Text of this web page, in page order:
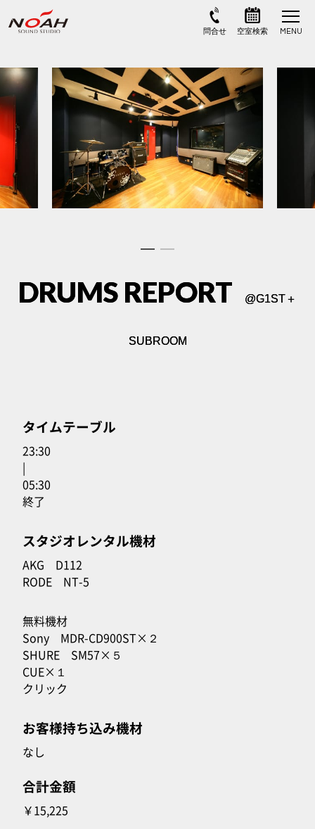
DRUMS REPORT @G1ST＋
SUBROOM
タイムテーブル
23:30
|
05:30
終了
スタジオレンタル機材
AKG D112
RODE NT-5
無料機材
Sony MDR-CD900ST×２
SHURE SM57×５
CUE×１
クリック
お客様持ち込み機材
なし
合計金額
￥15,225